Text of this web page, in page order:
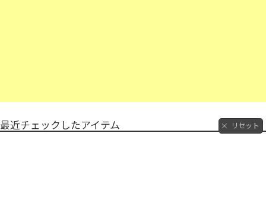
最近チェックしたアイテム リセット